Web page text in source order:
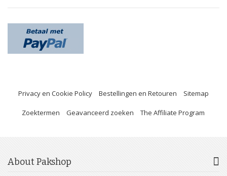
Privacy en Cookie Policy Bestellingen en Retouren Sitemap
Zoektermen Geavanceerd zoeken The Affiliate Program
About Pakshop